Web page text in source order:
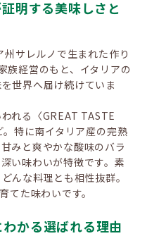
明する美味しさと
サレルノで生まれた作り
族経営のもと、イタリアの
世界へ届け続けていま
れる〈GREAT TASTE
特に南イタリア産の完熟
みと爽やかな酸味のバラ
い味わいが特徴です。素
んな料理とも相性抜群。
てた味わいです。
かる選ばれる理由